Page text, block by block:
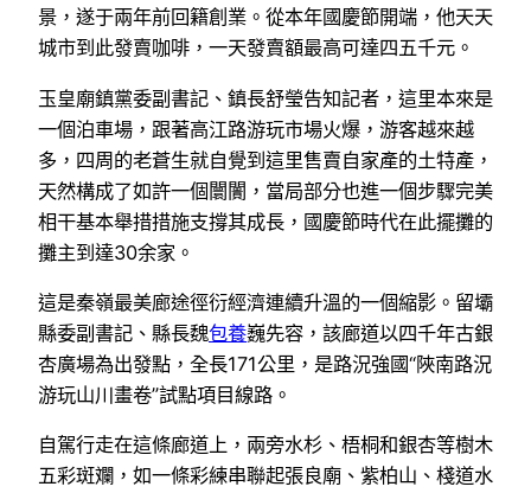
景，遂于兩年前回籍創業。從本年國慶節開端，他天天
城市到此發賣咖啡，一天發賣額最高可達四五千元。
玉皇廟鎮黨委副書記、鎮長舒瑩告知記者，這里本來是
一個泊車場，跟著高江路游玩市場火爆，游客越來越
多，四周的老蒼生就自覺到這里售賣自家產的土特產，
天然構成了如許一個闤闠，當局部分也進一個步驟完美
相干基本舉措措施支撐其成長，國慶節時代在此擺攤的
攤主到達30余家。
這是秦嶺最美廊途徑衍經濟連續升溫的一個縮影。留壩
縣委副書記、縣長魏包養巍先容，該廊道以四千年古銀
杏廣場為出發點，全長171公里，是路況強國“陜南路況
游玩山川畫卷”試點項目線路。
自駕行走在這條廊道上，兩旁水杉、梧桐和銀杏等樹木
五彩斑斕，如一條彩練串聯起張良廟、紫柏山、棧道水